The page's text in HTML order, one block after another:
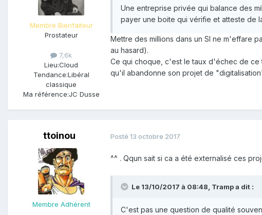
Membre Bienfaiteur
Prostateur
7,6k
Lieu:Cloud
Tendance:Libéral
classique
Ma référence:JC Dusse
Une entreprise privée qui balance des
payer une boite qui vérifie et atteste de
Mettre des millions dans un SI ne m'effare
au hasard).
Ce qui choque, c'est le taux d'échec de ce
qu'il abandonne son projet de
ttoinou
Membre Adhérent
Posté 13 octobre 2017
^^ . Qqun sait si ca a été externalisé ces
Le 13/10/2017 à 08:48, Trampa dit :
C'est pas une question de qualité